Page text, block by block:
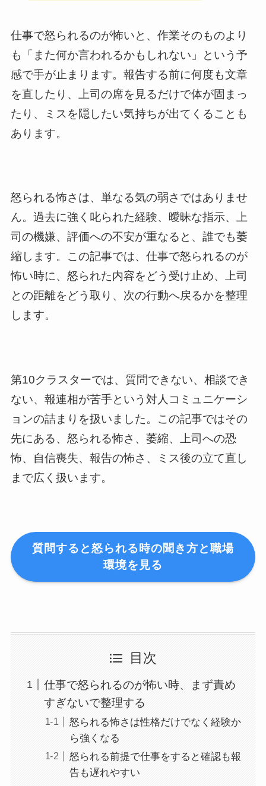
仕事で怒られるのが怖いと、作業そのものより
も「また何か言われるかもしれない」という予
感で手が止まります。報告する前に何度も文章
を直したり、上司の席を見るだけで体が固まっ
たり、ミスを隠したい気持ちが出てくることも
あります。
怒られる怖さは、単なる気の弱さではありませ
ん。過去に強く叱られた経験、曖昧な指示、上
司の機嫌、評価への不安が重なると、誰でも萎
縮します。この記事では、仕事で怒られるのが
怖い時に、怒られた内容をどう受け止め、上司
との距離をどう取り、次の行動へ戻るかを整理
します。
第10クラスターでは、質問できない、相談でき
ない、報連相が苦手という対人コミュニケーシ
ョンの詰まりを扱いました。この記事ではその
先にある、怒られる怖さ、萎縮、上司への恐
怖、自信喪失、報告の怖さ、ミス後の立て直し
まで広く扱います。
質問すると怒られる時の聞き方と職場
環境を見る
目次
仕事で怒られるのが怖い時、まず責め
すぎないで整理する
怒られる怖さは性格だけでなく経験か
ら強くなる
怒られる前提で仕事をすると確認も報
告も遅れやすい